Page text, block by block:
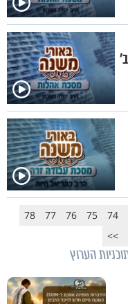
74
75
76
77
78
>>
הערוץ